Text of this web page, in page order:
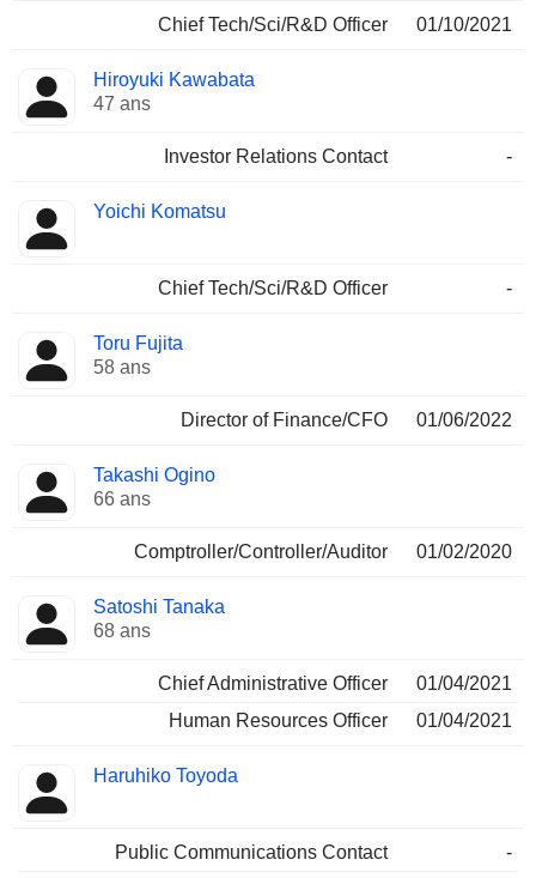
Chief Tech/Sci/R&D Officer 01/10/2021
Hiroyuki Kawabata
47 ans
Investor Relations Contact -
Yoichi Komatsu
Chief Tech/Sci/R&D Officer -
Toru Fujita
58 ans
Director of Finance/CFO 01/06/2022
Takashi Ogino
66 ans
Comptroller/Controller/Auditor 01/02/2020
Satoshi Tanaka
68 ans
Chief Administrative Officer
01/04/2021
Human Resources Officer
01/04/2021
Haruhiko Toyoda
Public Communications Contact
-